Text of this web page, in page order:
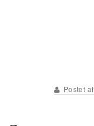
Postet af